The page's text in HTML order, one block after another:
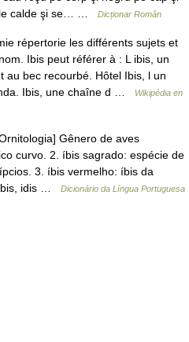
calde şi se… …
Dicționar Român
répertorie les différents sujets et
Ibis peut référer à : L ibis, un
au bec recourbé. Hôtel Ibis, l un
Ibis, une chaîne d …
Wikipédia en
Gênero de aves
curvo. 2. íbis sagrado: espécie de
3. íbis vermelho: íbis da
idis …
Dicionário da Língua Portuguesa